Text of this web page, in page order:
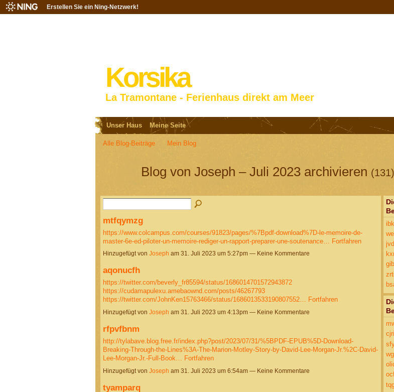
Erstellen Sie ein Ning-Netzwerk!
Korsika
La Tramontane - Ferienhaus direkt am Meer
Unser Haus Meine Seite
Alle Blog-Beiträge Mein Blog
Blog von Joseph – Juli 2023 archivieren (131)
mtfqymzg
https://www.colcampus.com/courses/91823/pages/%7Bpdf-download%7D-le-memoire-de-
master-6e-ed-piloter-un-memoire-rediger-un-rapport-preparer-une-soutenance…
Fortfahren
Hinzugefügt von Joseph am 31. Juli 2023 um 5:27pm — Keine Kommentare
aqonucfh
https://twitter.com/beverly_fr85594/status/1686014701572943872
https://cudamapulexu.amebaownd.com/posts/46267793
https://twitter.com/JohnKen15763466/status/1686013533190807552… Fortfahren
Hinzugefügt von Joseph am 31. Juli 2023 um 4:13pm — Keine Kommentare
rfpvfbnm
http://tylabave.blog.free.fr/index.php?post/2023/07/31/%5BPDF-EPUB%5D-Download-
Breaking-Through-the-Lines%3A-The-Marion-Motley-Story-by-David-Lee-Morgan-Jr.%2C-David-
Lee-Morgan-Jr.-Full-Book… Fortfahren
Hinzugefügt von Joseph am 31. Juli 2023 um 6:54am — Keine Kommentare
tyamparq